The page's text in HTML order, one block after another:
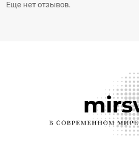
Еще нет отзывов.